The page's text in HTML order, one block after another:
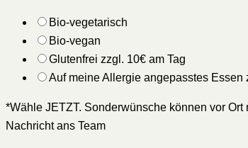
Bio-vegetarisch
Bio-vegan
Glutenfrei zzgl. 10€ am Tag
Auf meine Allergie angepasstes Essen
*Wähle JETZT. Sonderwünsche können vor
Nachricht ans Team